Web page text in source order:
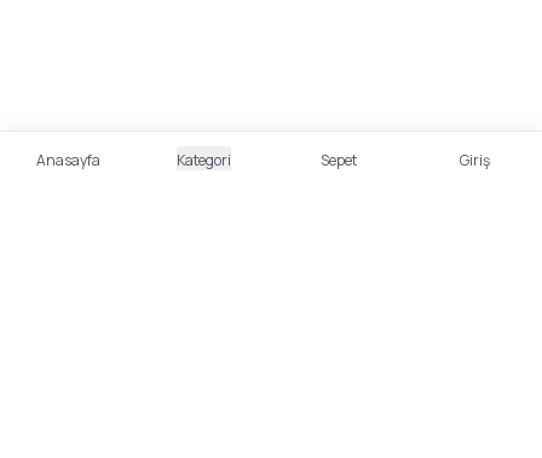
Anasayfa Kategori Sepet Giriş